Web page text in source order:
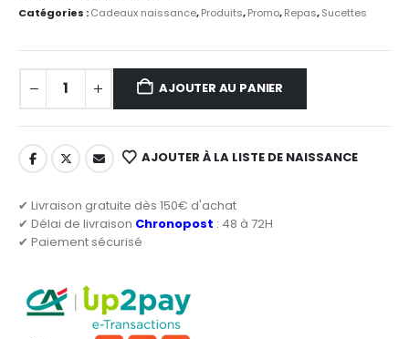
Catégories :Cadeaux naissance,Produits,Promo,Repas,Sucettes
AJOUTER AU PANIER
AJOUTER À LA LISTE DE NAISSANCE
✔ Livraison gratuite dès 150€ d'achat
✔ Délai de livraison Chronopost : 48 à 72H
✔ Paiement sécurisé